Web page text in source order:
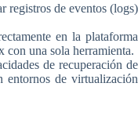
registros de eventos (logs)
en la plataforma
con una sola herramienta.
de recuperación de
entornos de virtualización